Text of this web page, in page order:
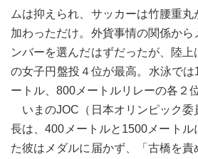
ムは抑えられ、サッカーは竹腰重
加わっただけ。外貨事情の関係から
ンバーを選んだはずだったが、陸上
の女子円盤投４位が最高。水泳では
ートル、800メートルリレーの各２
いまのJOC（日本オリンピック委
長は、400メートルと1500メートル
た彼はメダルに届かず、「古橋を責